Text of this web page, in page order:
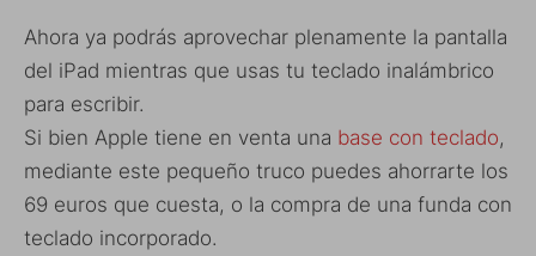
Ahora ya podrás aprovechar plenamente la pantalla
del iPad mientras que usas tu teclado inalámbrico
para escribir.
Si bien Apple tiene en venta una base con teclado,
mediante este pequeño truco puedes ahorrarte los
69 euros que cuesta, o la compra de una funda con
teclado incorporado.